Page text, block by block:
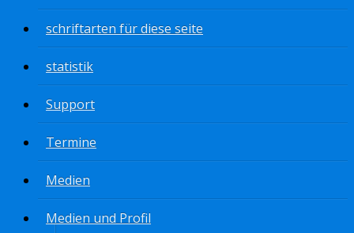
schriftarten für diese seite
statistik
Support
Termine
Medien
Medien und Profil